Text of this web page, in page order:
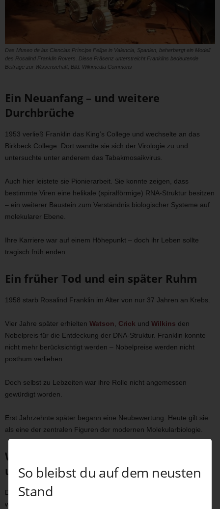
Das Museo de las Ciencias Príncipe Felipe in Valencia, Spanien, beherbergt ein Modell
des Rosalind Franklin Rovers. Diese Präsenz unterstreicht Franklins bedeutende
Beiträge zur Wissenschaft, Bild: Wikimedia Commons
Ein Neuanfang – und weitere
Durchbrüche
1953 verließ Franklin das King’s College und wechselte an das
Birkbeck College. Dort wandte sie sich der Virologie zu und
untersuchte unter anderem das Tabakmosaikvirus.
Auch hier leistete sie Pionierarbeit. Sie konnte zeigen, dass
bestimmte Viren eine helikale (spiralförmige) RNA-Struktur besitzen
– ein weiterer Baustein zum Verständnis biologischer Systeme auf
molekularer Ebene.
Ihre Karriere war auf einem Höhepunkt – doch ihr Leben sollte
tragisch früh enden.
Ein früher Tod und ein später Ruhm
1958 starb Rosalind Franklin im Alter von nur 37 Jahren an Krebs.
Vier Jahre später erhielten Watson, Crick und Wilkins den
Nobelpreis für die Entdeckung der DNA-Struktur. Franklin konnte
nicht mehr berücksichtigt werden – Nobelpreise werden nicht
posthum verliehen.
Doch selbst zu Lebzeiten war ihre Rolle nicht angemessen
gewürdigt worden.
Erst Jahrzehnte später begann eine Neubewertung. Heute gilt sie
als eine der zentralen Figuren der modernen Molekularbiologie.
Was bleibt: Franklins Einfluss auf
unsere Welt
Die Entschlüsselung der DNA-Struktur war nicht nur ein
wissenschaftlicher Triumph – sie hat unsere Welt grundlegend
So bleibst du auf dem neusten
Stand